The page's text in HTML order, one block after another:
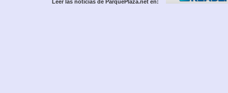
Leer las noticias de ParquePlaza.net en: